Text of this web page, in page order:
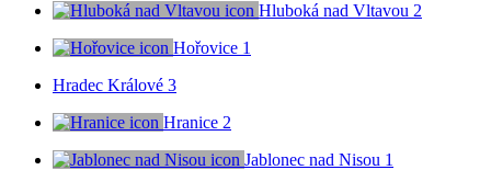
Hluboká nad Vltavou 2
Hořovice 1
Hradec Králové 3
Hranice 2
Jablonec nad Nisou 1